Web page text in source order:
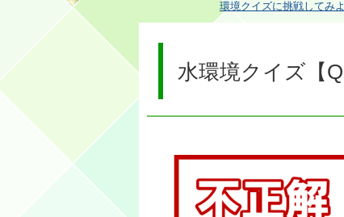
環境クイズに挑戦してみ
水環境クイズ【